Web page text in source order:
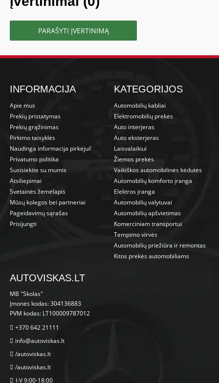
PARAŠYTI ĮVERTINIMĄ
INFORMACIJA
Apie mus
Prekių pristatymas
Prekių grąžinimas
Pirkimo taisyklės
Naudinga informacija pirkėjui!
Privatumo politika
Susisiekite su mumis
Atsiliepimai
Svetainės žemėlapis
Mūsų kolegos bei partneriai
Pageidavimų sąrašas
Prisijungti
KATEGORIJOS
Automobilių kabliai
Elektromobilių prekės
Auto interjeras
Auto eksterjeras
Laisvalaikiui
Žiemos prekės
Vaikiškos automobilinės kėdutės
Automobilių komforto įranga
Elektros įranga
Automobilių valytuvai
Automobilių apšvietimas
Komerciniam transportui
Tempimo virvės
Automobilių priežiūra ir remontas
Kitos prekės automobiliams
AUTOVISKAS.LT
MB "Skolas"
Įmonės kodas: 304136883
PVM kodas: LT100009787012
+370 642 21111
info@autoviskas.lt
/autoviskas.lt
/autoviskas.lt
I-V 9:00-18:00